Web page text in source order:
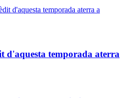
d'aquesta temporada aterra